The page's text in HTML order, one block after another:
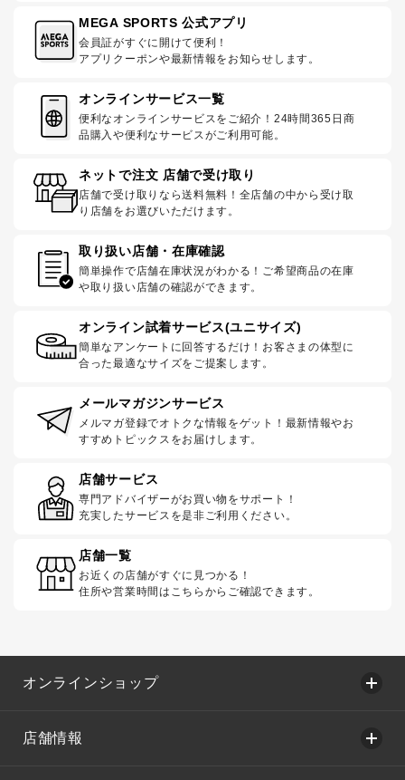
MEGA SPORTS 公式アプリ
会員証がすぐに開けて便利！
アプリクーポンや最新情報をお知らせします。
オンラインサービス一覧
便利なオンラインサービスをご紹介！24時間365日商
品購入や便利なサービスがご利用可能。
ネットで注文 店舗で受け取り
店舗で受け取りなら送料無料！全店舗の中から受け取
り店舗をお選びいただけます。
取り扱い店舗・在庫確認
簡単操作で店舗在庫状況がわかる！ご希望商品の在庫
や取り扱い店舗の確認ができます。
オンライン試着サービス(ユニサイズ)
簡単なアンケートに回答するだけ！お客さまの体型に
合った最適なサイズをご提案します。
メールマガジンサービス
メルマガ登録でオトクな情報をゲット！最新情報やお
すすめトピックスをお届けします。
店舗サービス
専門アドバイザーがお買い物をサポート！
充実したサービスを是非ご利用ください。
店舗一覧
お近くの店舗がすぐに見つかる！
住所や営業時間はこちらからご確認できます。
オンラインショップ
店舗情報